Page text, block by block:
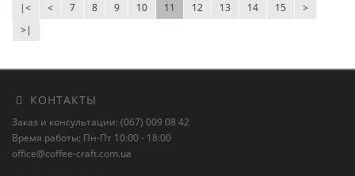
|< < 7 8 9 10 11 12 13 14 15
>
>|
КОНТАКТЫ
Заказ и консультации: (067) 009 08 42
Время работы: Пн-Пт 10:00 - 18:00
office@coffee-craft.com.ua